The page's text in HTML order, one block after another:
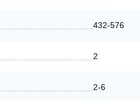
432-576
2
2-6